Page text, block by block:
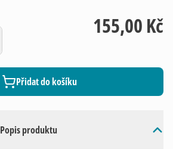
Popis produktu
155,00 Kč
Přidat do košíku